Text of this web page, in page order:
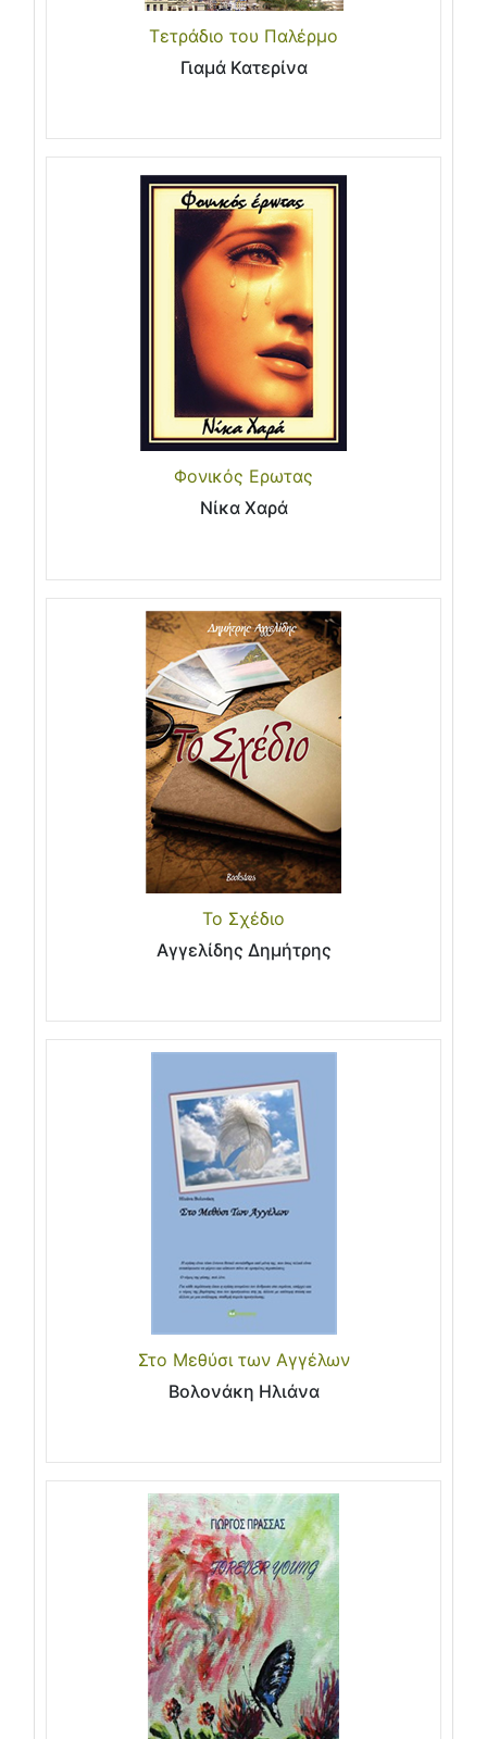
Τετράδιο του Παλέρμο
Γιαμά Κατερίνα
Φονικός Ερωτας
Νίκα Χαρά
Το Σχέδιο
Αγγελίδης Δημήτρης
Στο Μεθύσι των Αγγέλων
Βολονάκη Ηλιάνα